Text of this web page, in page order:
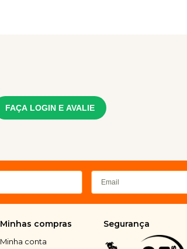
FAÇA LOGIN E AVALIE
Minhas compras
Minha conta
Segurança